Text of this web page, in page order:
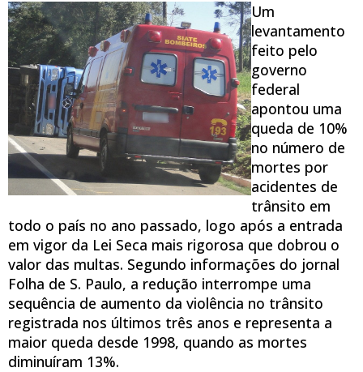
Um
levantamento
feito pelo
governo
federal
apontou uma
queda de 10%
no número de
mortes por
acidentes de
trânsito em
todo o país no ano passado, logo após a entrada
em vigor da Lei Seca mais rigorosa que dobrou o
valor das multas. Segundo informações do jornal
Folha de S. Paulo, a redução interrompe uma
sequência de aumento da violência no trânsito
registrada nos últimos três anos e representa a
maior queda desde 1998, quando as mortes
diminuíram 13%.